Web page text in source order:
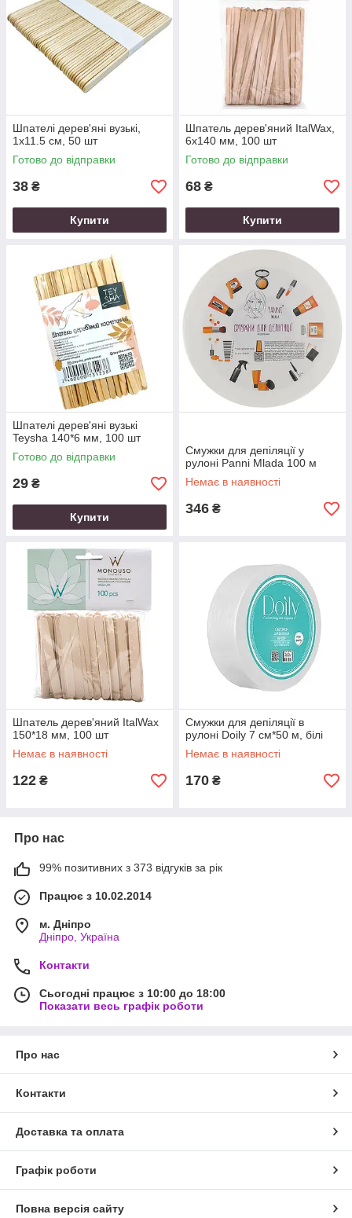
Шпателі дерев'яні вузькі,
1х11.5 см, 50 шт
Готово до відправки
38 ₴
Купити
Шпатель дерев'яний ItalWax,
6х140 мм, 100 шт
Готово до відправки
68 ₴
Купити
Шпателі дерев'яні вузькі
Teysha 140*6 мм, 100 шт
Готово до відправки
29 ₴
Купити
Смужки для депіляції у
рулоні Panni Mlada 100 м
Немає в наявності
346 ₴
Шпатель дерев'яний ItalWax
150*18 мм, 100 шт
Немає в наявності
122 ₴
Смужки для депіляції в
рулоні Doily 7 см*50 м, білі
Немає в наявності
170 ₴
Про нас
99% позитивних з 373 відгуків за рік
Працює з 10.02.2014
м. Дніпро
Дніпро, Україна
Контакти
Сьогодні працює з 10:00 до 18:00
Показати весь графік роботи
Про нас
Контакти
Доставка та оплата
Графік роботи
Повна версія сайту